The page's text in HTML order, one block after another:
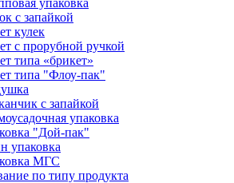
упаковка
с запайкой
кулек
с прорубной ручкой
типа «брикет»
типа "Флоу-пак"
с запайкой
упаковка
"Дой-пак"
упаковка
МГС
по типу продукта